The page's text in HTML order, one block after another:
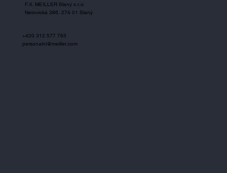
F.X. MEILLER Slaný s.r.o.
Netovická 386, 274 01 Slaný
+420 312 577 785
personalni@meiller.com